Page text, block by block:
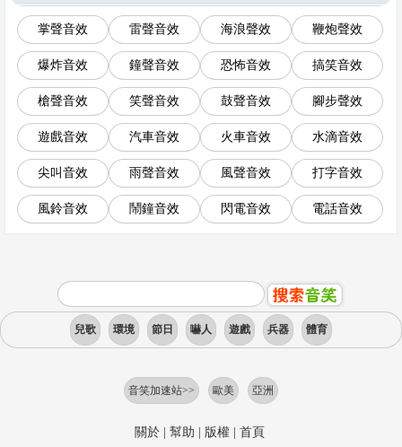
掌聲音效 雷聲音效 海浪聲效 鞭炮聲效
爆炸音效 鐘聲音效 恐怖音效 搞笑音效
槍聲音效 笑聲音效 鼓聲音效 腳步聲效
遊戲音效 汽車音效 火車音效 水滴音效
尖叫音效 雨聲音效 風聲音效 打字音效
風鈴音效 鬧鐘音效 閃電音效 電話音效
兒歌 環境 節日 嚇人 遊戲 兵器 體育
音笑加速站>> 歐美 亞洲
關於| 幫助 版權| 首頁